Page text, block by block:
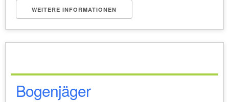
WEITERE INFORMATIONEN
Bogenjäger